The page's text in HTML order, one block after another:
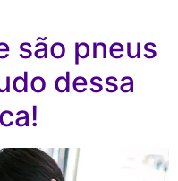
são pneus
dessa